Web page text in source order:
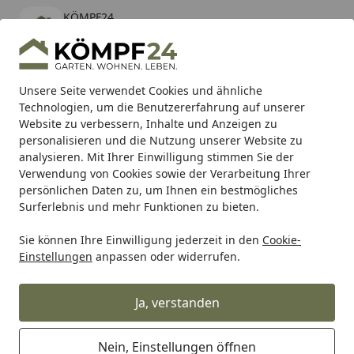
Unsere Seite verwendet Cookies und ähnliche
Technologien, um die Benutzererfahrung auf unserer
Website zu verbessern, Inhalte und Anzeigen zu
personalisieren und die Nutzung unserer Website zu
analysieren. Mit Ihrer Einwilligung stimmen Sie der
Verwendung von Cookies sowie der Verarbeitung Ihrer
persönlichen Daten zu, um Ihnen ein bestmögliches
Surferlebnis und mehr Funktionen zu bieten.
Sie können Ihre Einwilligung jederzeit in den Cookie-
Einstellungen anpassen oder widerrufen.
Ja, verstanden
Nein, Einstellungen öffnen
KÖMPF24
kostenlos - Im App Store
Hotline
Alle Produkte
Mein Konto
Suchen
Karibu Pools inkl. gratis Sandfilteranlage & Pool-
Starterset (Gesamtwert bis 468,99€)
Startseite
Zaun Sichtschutzzaun BPC & WPC Sichtschutz Zäune
T&J MALÖ Befestigungs-Set